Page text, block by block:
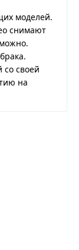
моделей.
снимают
своей
на